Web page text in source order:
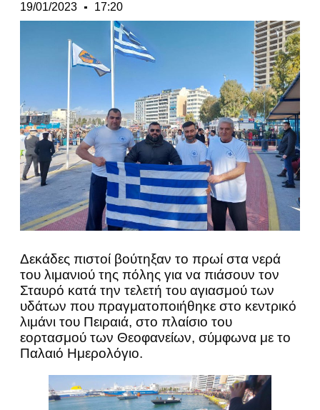
19/01/2023 17:20
Δεκάδες πιστοί βούτηξαν το πρωί στα νερά
του λιμανιού της πόλης για να πιάσουν τον
Σταυρό κατά την τελετή του αγιασμού των
υδάτων που πραγματοποιήθηκε στο κεντρικό
λιμάνι του Πειραιά, στο πλαίσιο του
εορτασμού των Θεοφανείων, σύμφωνα με το
Παλαιό Ημερολόγιο.